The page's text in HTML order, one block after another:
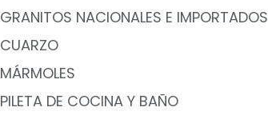
GRANITOS NACIONALES E IMPORTADOS
CUARZO
MÁRMOLES
PILETA DE COCINA Y BAÑO